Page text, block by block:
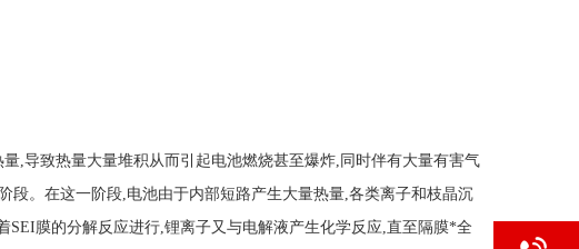
导致热量大量堆积从而引起电池燃烧甚至爆炸,同时伴有大量有害气
。在这一阶段,电池由于内部短路产生大量热量,各类离子和枝晶沉
膜的分解反应进行,锂离子又与电解液产生化学反应,直至隔膜*全